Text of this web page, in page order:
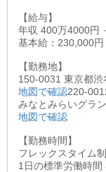
【給与】
年収 400万4000円
基本給：230,000
【勤務地】
150-0031 東京都
地図で確認220-
みなとみらいグラ
地図で確認
【勤務時間】
フレックスタイム制
1日の標準労働時間